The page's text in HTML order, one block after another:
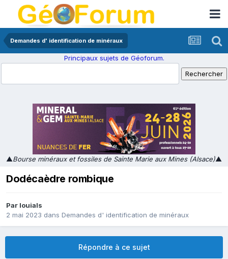
Demandes d' identification de minéraux
Principaux sujets de Géoforum.
▲Bourse minéraux et fossiles de Sainte Marie aux Mines (Alsace)▲
Dodécaèdre rombique
Par louials
2 mai 2023 dans Demandes d' identification de minéraux
Répondre à ce sujet